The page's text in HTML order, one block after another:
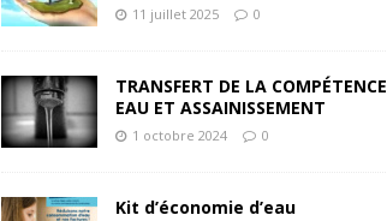
11 juillet 2025 0
TRANSFERT DE LA COMPÉTENCE
EAU ET ASSAINISSEMENT
1 octobre 2024 0
Kit d’économie d’eau